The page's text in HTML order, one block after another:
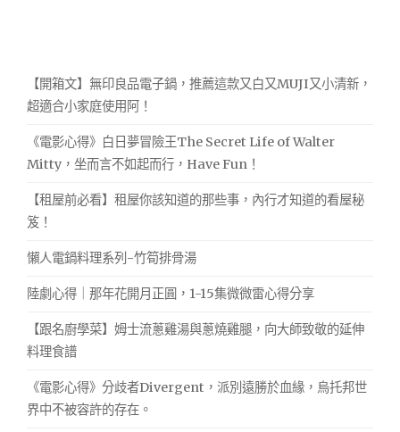
【開箱文】無印良品電子鍋，推薦這款又白又MUJI又小清新，
超適合小家庭使用阿！
《電影心得》白日夢冒險王The Secret Life of Walter
Mitty，坐而言不如起而行，Have Fun！
【租屋前必看】租屋你該知道的那些事，內行才知道的看屋秘
笈！
懶人電鍋料理系列-竹筍排骨湯
陸劇心得｜那年花開月正圓，1-15集微微雷心得分享
【跟名廚學菜】姆士流蔥雞湯與蔥燒雞腿，向大師致敬的延伸
料理食譜
《電影心得》分歧者Divergent，派別遠勝於血緣，烏托邦世
界中不被容許的存在。